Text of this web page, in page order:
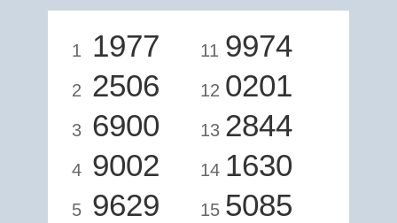
1 1977
2 2506
3 6900
4 9002
5 9629
11 9974
12 0201
13 2844
14 1630
15 5085